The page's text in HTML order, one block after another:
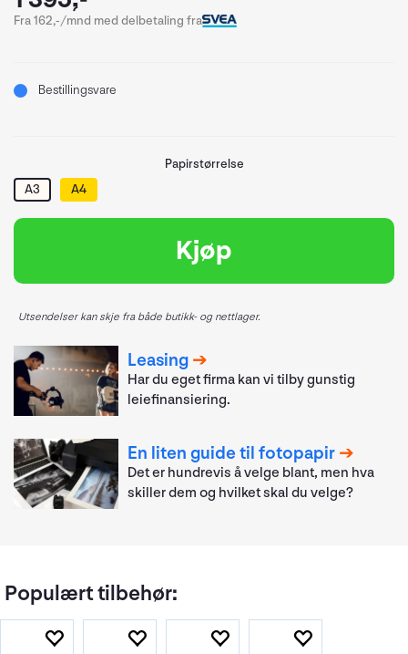
Fra 162,-/mnd med delbetaling fra
Bestillingsvare
Papirstørrelse
A3
A4
Kjøp
Utsendelser kan skje fra både butikk- og nettlager.
Leasing
Har du eget firma kan vi tilby gunstig
leiefinansiering.
En liten guide til fotopapir
Det er hundrevis å velge blant, men hva
skiller dem og hvilket skal du velge?
Populært tilbehør: